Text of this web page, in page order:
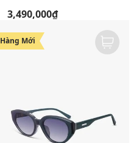
3,490,000₫
Hàng Mới